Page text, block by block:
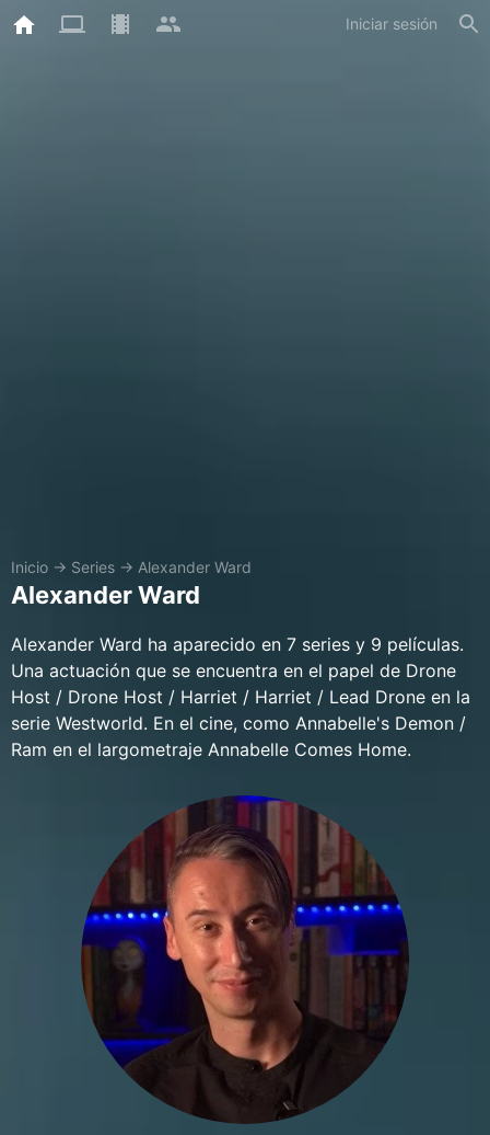
Iniciar sesión
Inicio → Series → Alexander Ward
Alexander Ward
Alexander Ward ha aparecido en 7 series y 9 películas.
Una actuación que se encuentra en el papel de Drone
Host / Drone Host / Harriet / Harriet / Lead Drone en la
serie Westworld. En el cine, como Annabelle's Demon /
Ram en el largometraje Annabelle Comes Home.